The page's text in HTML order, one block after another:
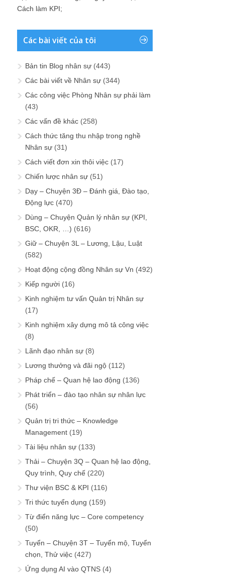
Cách làm KPI;
Các bài viết của tôi
Bản tin Blog nhân sự (443)
Các bài viết về Nhân sự (344)
Các công việc Phòng Nhân sự phải làm
(43)
Các vấn đề khác (258)
Cách thức tăng thu nhập trong nghề
Nhân sự (31)
Cách viết đơn xin thôi việc (17)
Chiến lược nhân sự (51)
Dạy – Chuyện 3Đ – Đánh giá, Đào tạo,
Động lực (470)
Dùng – Chuyện Quản lý nhân sự (KPI,
BSC, OKR, …) (616)
Giữ – Chuyện 3L – Lương, Lậu, Luật
(582)
Hoạt động cộng đồng Nhân sự Vn (492)
Kiếp người (16)
Kinh nghiệm tư vấn Quản trị Nhân sự
(17)
Kinh nghiệm xây dựng mô tả công việc
(8)
Lãnh đạo nhân sự (8)
Lương thưởng và đãi ngộ (112)
Pháp chế – Quan hệ lao động (136)
Phát triển – đào tạo nhân sự nhân lực
(56)
Quản trị tri thức – Knowledge
Management (19)
Tài liệu nhân sự (133)
Thải – Chuyện 3Q – Quan hệ lao động,
Quy trình, Quy chế (220)
Thư viện BSC & KPI (116)
Tri thức tuyển dụng (159)
Từ điển năng lực – Core competency
(50)
Tuyển – Chuyện 3T – Tuyển mộ, Tuyển
chọn, Thử việc (427)
Ứng dụng AI vào QTNS (4)